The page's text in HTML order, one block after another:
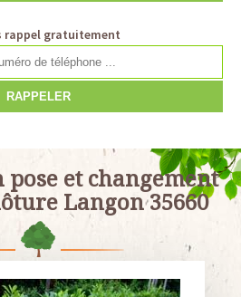
rappel gratuitement
et changement
Langon 35660